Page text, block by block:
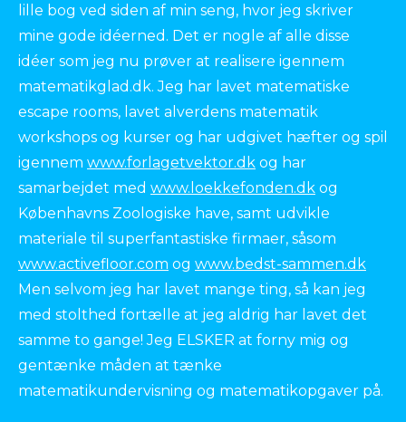
lille bog ved siden af min seng, hvor jeg skriver
mine gode idéerned. Det er nogle af alle disse
idéer som jeg nu prøver at realisere igennem
matematikglad.dk. Jeg har lavet matematiske
escape rooms, lavet alverdens matematik
workshops og kurser og har udgivet hæfter og spil
igennem www.forlagetvektor.dk og har
samarbejdet med www.loekkefonden.dk og
Københavns Zoologiske have, samt udvikle
materiale til superfantastiske firmaer, såsom
www.activefloor.com og www.bedst-sammen.dk
Men selvom jeg har lavet mange ting, så kan jeg
med stolthed fortælle at jeg aldrig har lavet det
samme to gange! Jeg ELSKER at forny mig og
gentænke måden at tænke
matematikundervisning og matematikopgaver på.